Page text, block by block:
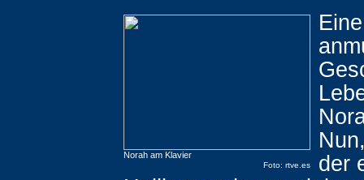
Norah am Klavier
Foto: rtve.es
der